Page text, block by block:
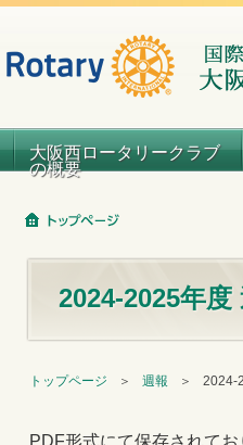
大阪西ロータリークラブ
の概要
2024-2025年度
トップページ ＞ 週報 ＞ 2024-
PDF形式にて保存されて